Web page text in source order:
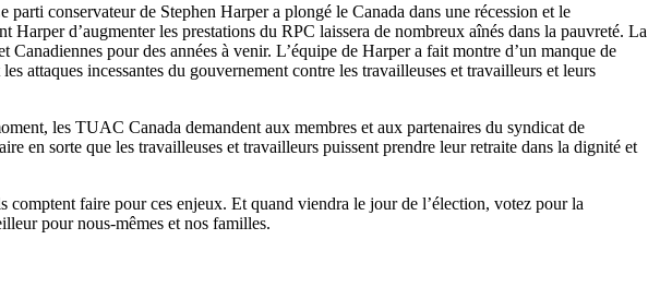
conservateur de Stephen Harper a plongé le Canada dans une récession et le
d’augmenter les prestations du RPC laissera de nombreux aînés dans la pauvreté. La
pour des années à venir. L’équipe de Harper a fait montre d’un manque de
attaques incessantes du gouvernement contre les travailleuses et travailleurs et leurs
les TUAC Canada demandent aux membres et aux partenaires du syndicat de
en sorte que les travailleuses et travailleurs puissent prendre leur retraite dans la dignité et
faire pour ces enjeux. Et quand viendra le jour de l’élection, votez pour la
pour nous-mêmes et nos familles.